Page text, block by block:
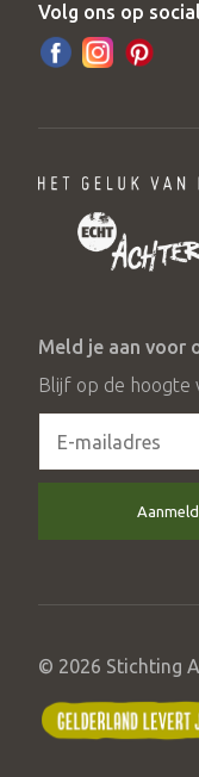
Volg ons op
Meld je aan voor
Blijf op de hoogte
© 2026 Stichting